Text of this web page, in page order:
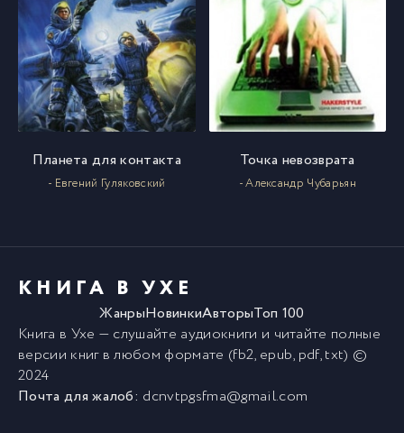
Планета для контакта
- Евгений Гуляковский
Точка невозврата
- Александр Чубарьян
КНИГА В УХЕ
ЖанрыНовинкиАвторыТоп 100
Книга в Ухе — слушайте аудиокниги и читайте полные
версии книгв любом формате (fb2, epub, pdf, txt) ©
2024
Почта для жалоб: dcnvtpgsfma@gmail.com